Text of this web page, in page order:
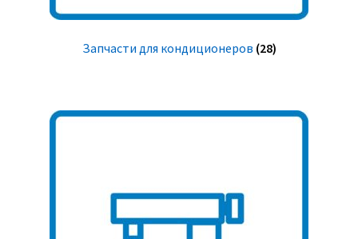
Запчасти для кондиционеров (28)